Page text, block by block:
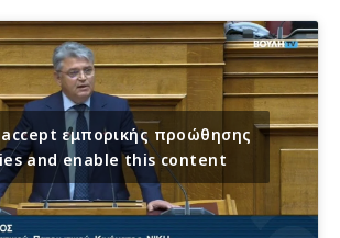
εμπορικής προώθησης
and enable this content